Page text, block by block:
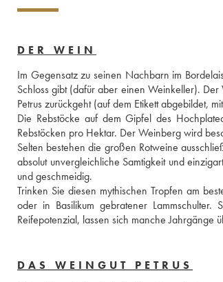
DER WEIN
Im Gegensatz zu seinen Nachbarn im
Schloss gibt (dafür aber einen Weinkeller).
Petrus zurückgeht (auf dem Etikett abgebildet,
Die Rebstöcke auf dem Gipfel des
Rebstöcken pro Hektar. Der Weinberg wird
Selten bestehen die großen Rotweine
absolut unvergleichliche Samtigkeit und
und geschmeidig.
Trinken Sie diesen mythischen Tropfen am
oder in Basilikum gebratener
Reifepotenzial, lassen sich manche Jahrgänge
DAS WEINGUT PETRUS